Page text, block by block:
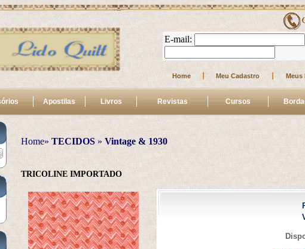
E-mail:
Home Meu Cadastro Meus
Apostilas Livros Revistas Cursos
Home»TECIDOS » Vintage & 1930
TRICOLINE IMPORTADO